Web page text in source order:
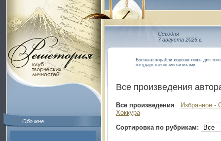
Обо мне
Сегодня
7 августа 2026 г.
Военные корабли хороши лишь для
государственными визитами
Все произведения
Все произведения
Избранное -
Хоккура
Сортировка по рубрикам: